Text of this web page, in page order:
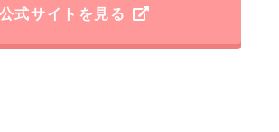
公式サイトを見る